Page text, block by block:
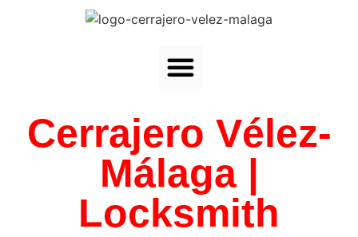
Cerrajero Vélez-
Málaga |
Locksmith